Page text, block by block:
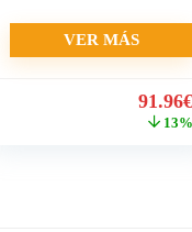
VER MÁS
El
precio
91.96€
13%